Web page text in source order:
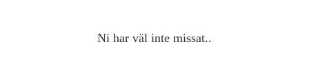
Ni har väl inte missat..